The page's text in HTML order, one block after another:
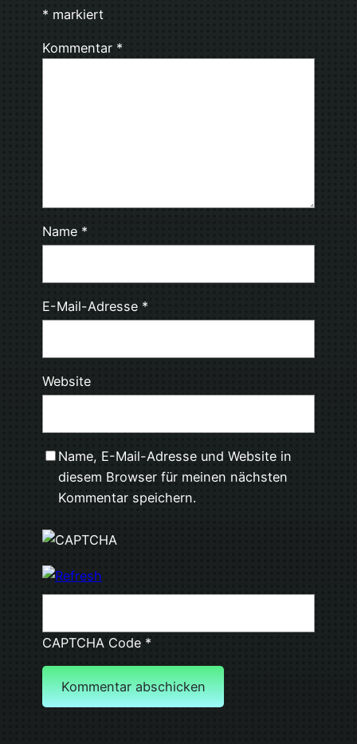
* markiert
Kommentar *
Name *
E-Mail-Adresse *
Website
Name, E-Mail-Adresse und Website in
diesem Browser für meinen nächsten
Kommentar speichern.
CAPTCHA Code*